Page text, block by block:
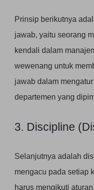
Prinsip berikutnya
jawab, yaitu seorang
kendali dalam
wewenang untuk
jawab dalam
departemen yang
3. Discipline
Selanjutnya adalah
mengacu pada setiap
harus mengikuti